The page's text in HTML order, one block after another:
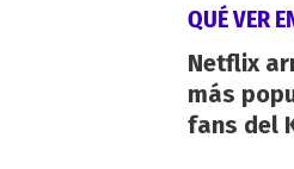
QUÉ VER
Netflix
más
fans del